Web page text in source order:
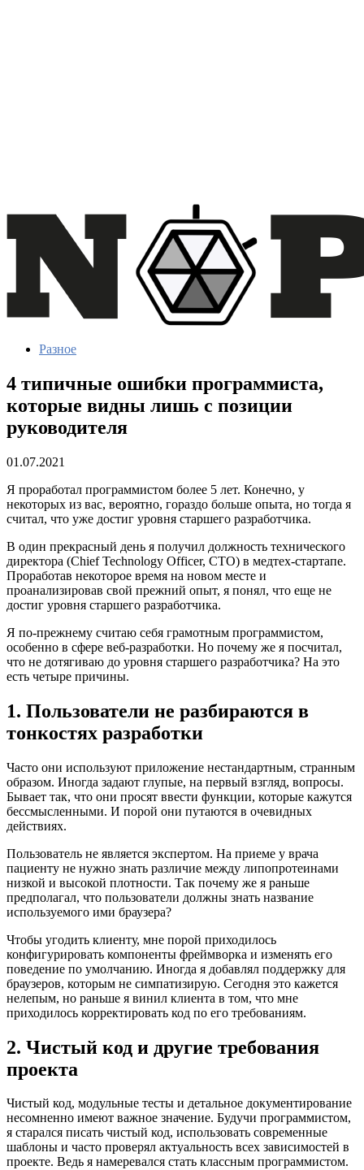
Разное
4 типичные ошибки программиста,
которые видны лишь с позиции
руководителя
01.07.2021
Я проработал программистом более 5 лет. Конечно, у
некоторых из вас, вероятно, гораздо больше опыта, но тогда я
считал, что уже достиг уровня старшего разработчика.
В один прекрасный день я получил должность технического
директора (Chief Technology Officer, CTO) в медтех-стартапе.
Проработав некоторое время на новом месте и
проанализировав свой прежний опыт, я понял, что еще не
достиг уровня старшего разработчика.
Я по-прежнему считаю себя грамотным программистом,
особенно в сфере веб-разработки. Но почему же я посчитал,
что не дотягиваю до уровня старшего разработчика? На это
есть четыре причины.
1. Пользователи не разбираются в
тонкостях разработки
Часто они используют приложение нестандартным, странным
образом. Иногда задают глупые, на первый взгляд, вопросы.
Бывает так, что они просят ввести функции, которые кажутся
бессмысленными. И порой они путаются в очевидных
действиях.
Пользователь не является экспертом. На приеме у врача
пациенту не нужно знать различие между липопротеинами
низкой и высокой плотности. Так почему же я раньше
предполагал, что пользователи должны знать название
используемого ими браузера?
Чтобы угодить клиенту, мне порой приходилось
конфигурировать компоненты фреймворка и изменять его
поведение по умолчанию. Иногда я добавлял поддержку для
браузеров, которым не симпатизирую. Сегодня это кажется
нелепым, но раньше я винил клиента в том, что мне
приходилось корректировать код по его требованиям.
2. Чистый код и другие требования
проекта
Чистый код, модульные тесты и детальное документирование
несомненно имеют важное значение. Будучи программистом,
я старался писать чистый код, использовать современные
шаблоны и часто проверял актуальность всех зависимостей в
проекте. Ведь я намеревался стать классным программистом.